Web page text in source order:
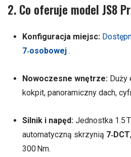
2. Co oferuje model JS8
Konfiguracja miejsc:
7‑osobowej.
Nowoczesne wnętrze:Duży
kokpit, panoramiczny dach,
Silnik i napęd:Jednostka 1.5
automatyczną skrzynią 7‑DCT
300 Nm.